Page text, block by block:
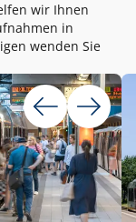
wir Ihnen
in
wenden Sie